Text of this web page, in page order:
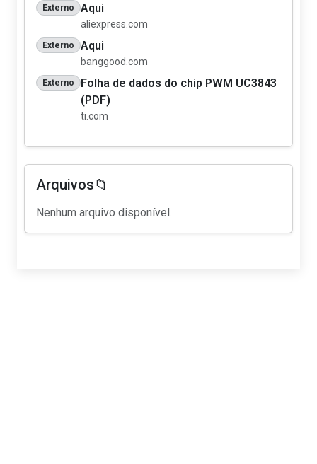
Externo Aqui
aliexpress.com
Externo Aqui
banggood.com
Externo
Folha de dados do chip PWM UC3843
(PDF)
ti.com
Arquivos📁
Nenhum arquivo disponível.